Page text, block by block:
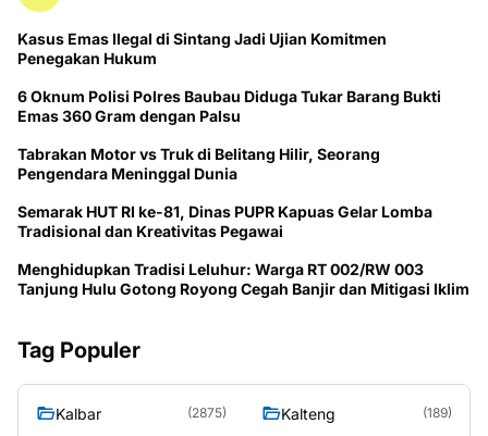
Kasus Emas Ilegal di Sintang Jadi Ujian Komitmen
Penegakan Hukum
6 Oknum Polisi Polres Baubau Diduga Tukar Barang Bukti
Emas 360 Gram dengan Palsu
Tabrakan Motor vs Truk di Belitang Hilir, Seorang
Pengendara Meninggal Dunia
Semarak HUT RI ke-81, Dinas PUPR Kapuas Gelar Lomba
Tradisional dan Kreativitas Pegawai
Menghidupkan Tradisi Leluhur: Warga RT 002/RW 003
Tanjung Hulu Gotong Royong Cegah Banjir dan Mitigasi Iklim
Tag Populer
Kalbar (2875) Kalteng (189)